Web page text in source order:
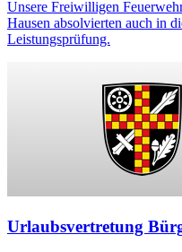
Unsere Freiwilligen
Hausen absolvierten auch in
Leistungsprüfung.
Urlaubsvertretung